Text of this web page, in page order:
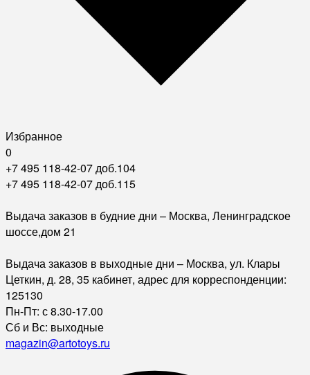
Избранное
0
+7 495 118-42-07 доб.104
+7 495 118-42-07 доб.115
Выдача заказов в будние дни – Москва, Ленинградское
шоссе,дом 21
Выдача заказов в выходные дни – Москва, ул. Клары
Цеткин, д. 28, 35 кабинет, адрес для корреспонденции:
125130
Пн-Пт: с 8.30-17.00
Сб и Вс: выходные
magazin@artotoys.ru